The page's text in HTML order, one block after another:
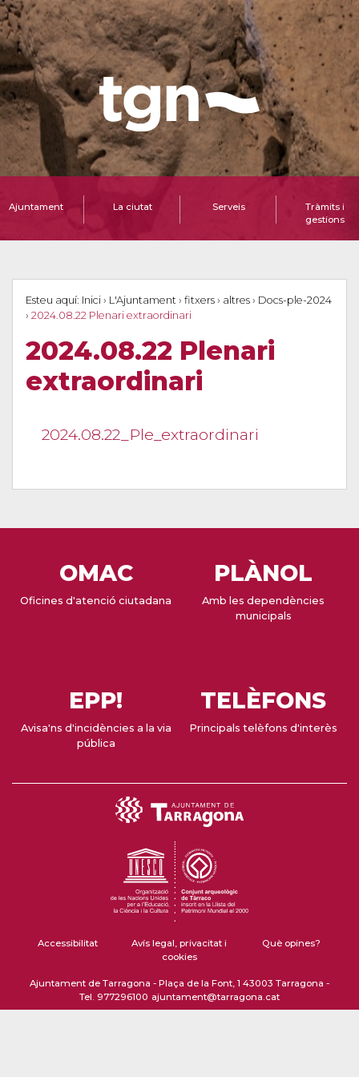
Ajuntament La ciutat Serveis
Tràmits i
gestions
Esteu aquí: Inici › L'Ajuntament › fitxers › altres › Docs-ple-2024
› 2024.08.22 Plenari extraordinari
2024.08.22 Plenari
extraordinari
2024.08.22_Ple_extraordinari
OMAC
Oficines d'atenció ciutadana
PLÀNOL
Amb les dependències
municipals
EPP!
Avisa'ns d'incidències a la via
pública
TELÈFONS
Principals telèfons d'interès
Accessibilitat
Avís legal, privacitat i
cookies
Què opines?
Ajuntament de Tarragona - Plaça de la Font, 1 43003 Tarragona -
Tel. 977296100 ajuntament@tarragona.cat